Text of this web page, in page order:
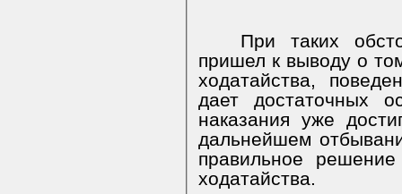
При таких
пришел к выводу о
ходатайства,
дает достаточных
наказания уже
дальнейшем
правильное
ходатайства.